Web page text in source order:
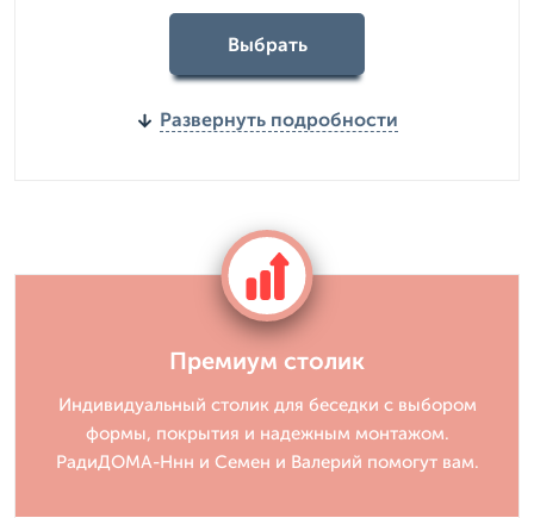
Выбрать
Развернуть подробности
Премиум столик
Индивидуальный столик для беседки с выбором
формы, покрытия и надежным монтажом.
РадиДОМА-Ннн и Семен и Валерий помогут вам.